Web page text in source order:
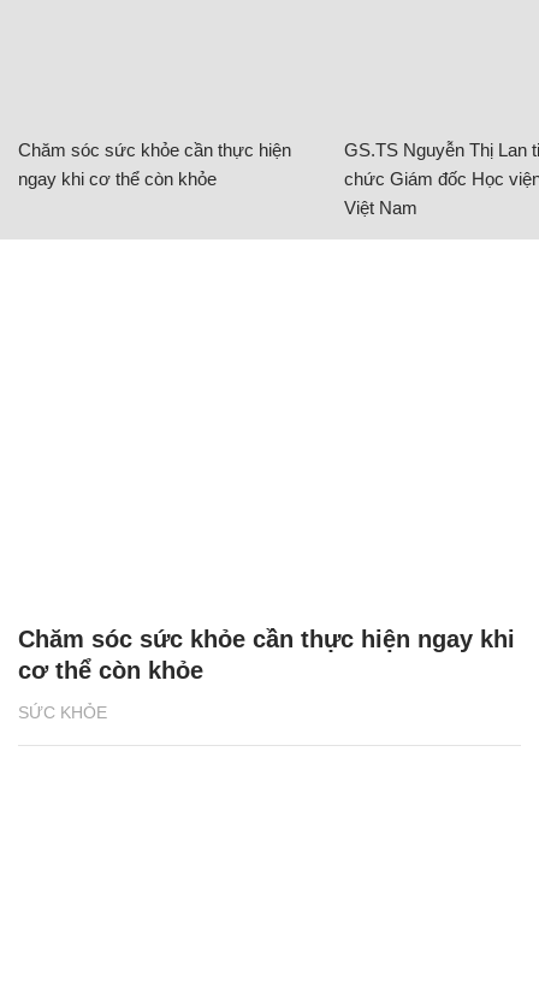
Chăm sóc sức khỏe cần thực hiện
ngay khi cơ thể còn khỏe
GS.TS Nguyễn Thị Lan
chức Giám đốc Học
Việt Nam
SỨC KHỎE
Chăm sóc sức khỏe cần thực hiện ngay khi
cơ thể còn khỏe